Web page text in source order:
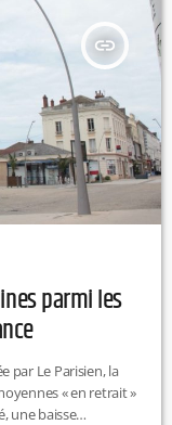
insert_link
parmi les
par Le Parisien, la
« en retrait »
une baisse